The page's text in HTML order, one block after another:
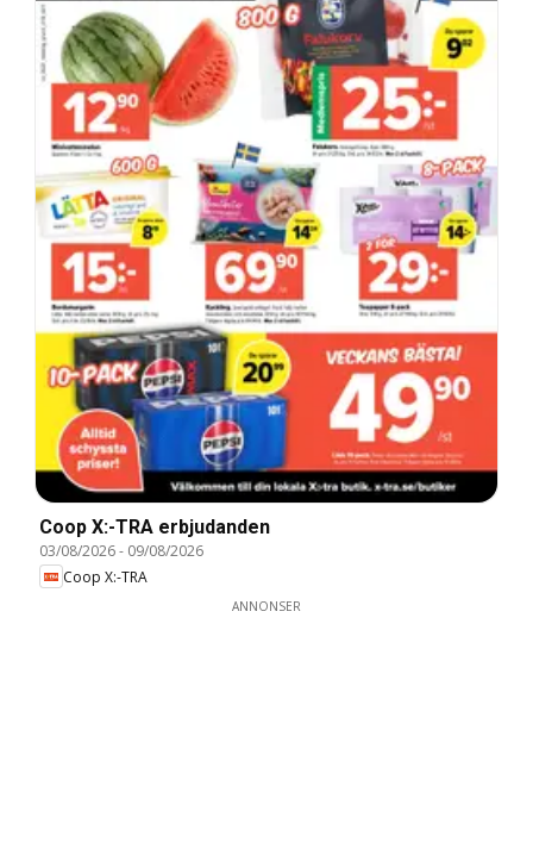
Coop X:-TRA erbjudanden
03/08/2026- 09/08/2026
Coop X:-TRA
ANNONSER